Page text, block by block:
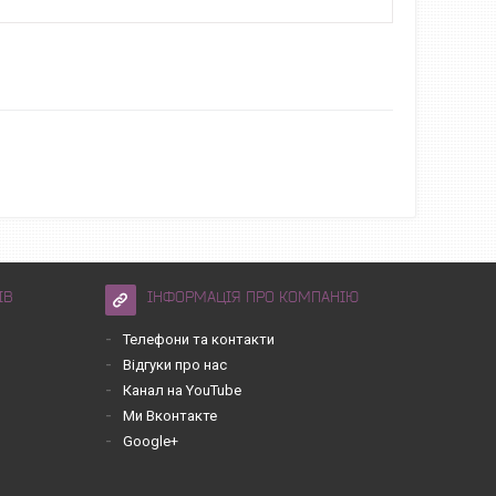
ІНФОРМАЦІЯ ПРО КОМПАНІЮ
Телефони та контакти
Відгуки про нас
Канал на YouTube
Ми Вконтакте
Google+